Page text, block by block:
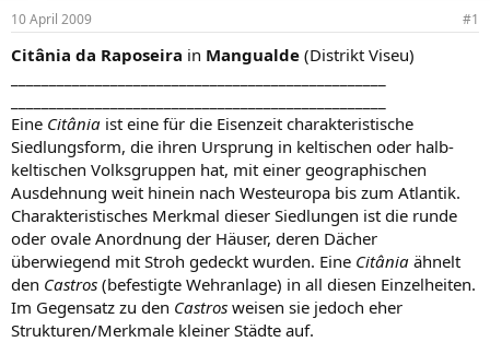
e
r
l
t
a
10 April 2009 #1
Citânia da Raposeira in Mangualde (Distrikt Viseu)
Eine Citânia ist eine für die Eisenzeit charakteristische
Siedlungsform, die ihren Ursprung in keltischen oder halb-
keltischen Volksgruppen hat, mit einer geographischen
Ausdehnung weit hinein nach Westeuropa bis zum Atlantik.
Charakteristisches Merkmal dieser Siedlungen ist die runde
oder ovale Anordnung der Häuser, deren Dächer
überwiegend mit Stroh gedeckt wurden. Eine Citânia ähnelt
den Castros (befestigte Wehranlage) in all diesen Einzelheiten.
Im Gegensatz zu den Castros weisen sie jedoch eher
Strukturen/Merkmale kleiner Städte auf.